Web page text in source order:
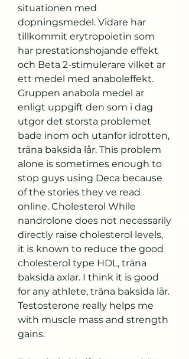
situationen med
dopningsmedel. Vidare har
tillkommit erytropoietin som
har prestationshojande effekt
och Beta 2-stimulerare vilket ar
ett medel med anaboleffekt.
Gruppen anabola medel ar
enligt uppgift den som i dag
utgor det storsta problemet
bade inom och utanfor idrotten,
träna baksida lår. This problem
alone is sometimes enough to
stop guys using Deca because
of the stories they ve read
online. Cholesterol While
nandrolone does not necessarily
directly raise cholesterol levels,
it is known to reduce the good
cholesterol type HDL, träna
baksida axlar. I think it is good
for any athlete, träna baksida lår.
Testosterone really helps me
with muscle mass and strength
gains.